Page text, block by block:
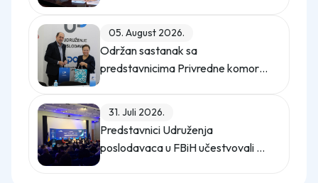
05. August 2026.
Održan sastanak sa
predstavnicima Privredne komore
31. Juli 2026.
Predstavnici Udruženja
poslodavaca u FBiH učestvovali na